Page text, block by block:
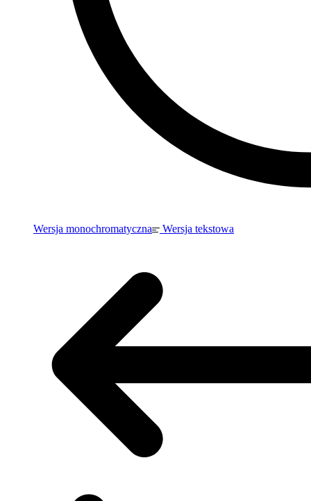
Wersja monochromatyczna Wersja tekstowa